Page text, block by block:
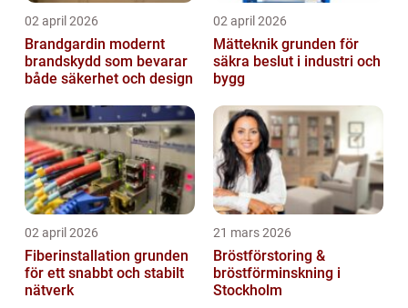
02 april 2026
Brandgardin modernt
brandskydd som bevarar
både säkerhet och design
02 april 2026
Mätteknik grunden för
säkra beslut i industri och
bygg
02 april 2026
Fiberinstallation grunden
för ett snabbt och stabilt
nätverk
21 mars 2026
Bröstförstoring &
bröstförminskning i
Stockholm